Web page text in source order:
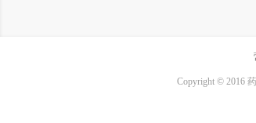
Copyright © 2016